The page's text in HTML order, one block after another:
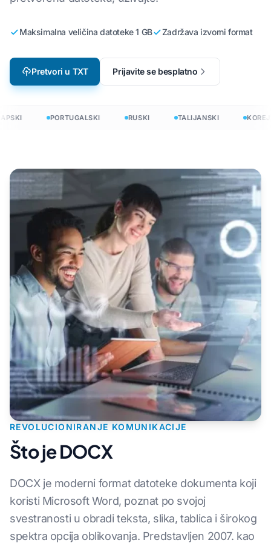
Maksimalna veličina datoteke 1 GB Zadržava izvorni format
Pretvori u TXT Prijavite se besplatno
PORTUGALSKI RUSKI TALIJANSKI
REVOLUCIONIRANJE KOMUNIKACIJE
Što je DOCX
DOCX je moderni format datoteke dokumenta koji
koristi Microsoft Word, poznat po svojoj
svestranosti u obradi teksta, slika, tablica i širokog
spektra opcija oblikovanja. Predstavljen 2007. kao